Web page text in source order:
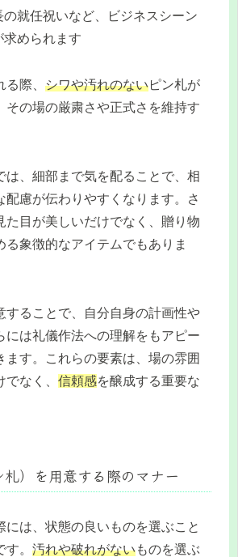
の就任祝いなど、ビジネスシーン
求められます
際、 シワや汚れのないピン札が
その場の厳粛さや正式さを維持す
は、細部まで気を配ることで、相
配慮が伝わりやすくなります。さ
た目が美しいだけでなく、贈り物
る象徴的なアイテムでもありま
することで、自分自身の計画性や
には礼儀作法への理解をもアピー
ます。これらの要素は、場の雰囲
なく、 信頼感を醸成する重要な
）を用意する際のマナー
には、状態の良いものを選ぶこと
。 汚れや破れがないものを選ぶ